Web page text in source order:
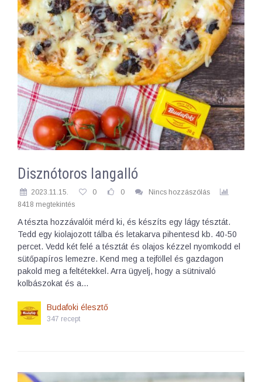
Disznótoros langalló
2023.11.15. 0 0
Nincs hozzászólás
8418 megtekintés
A tészta hozzávalóit mérd ki, és készíts egy lágy tésztát.
Tedd egy kiolajozott tálba és letakarva pihentesd kb. 40-50
percet. Vedd két felé a tésztát és olajos kézzel nyomkodd el
sütőpapíros lemezre. Kend meg a tejföllel és gazdagon
pakold meg a feltétekkel. Arra ügyelj, hogy a sütnivaló
kolbászokat és a…
Budafoki élesztő
347 recept